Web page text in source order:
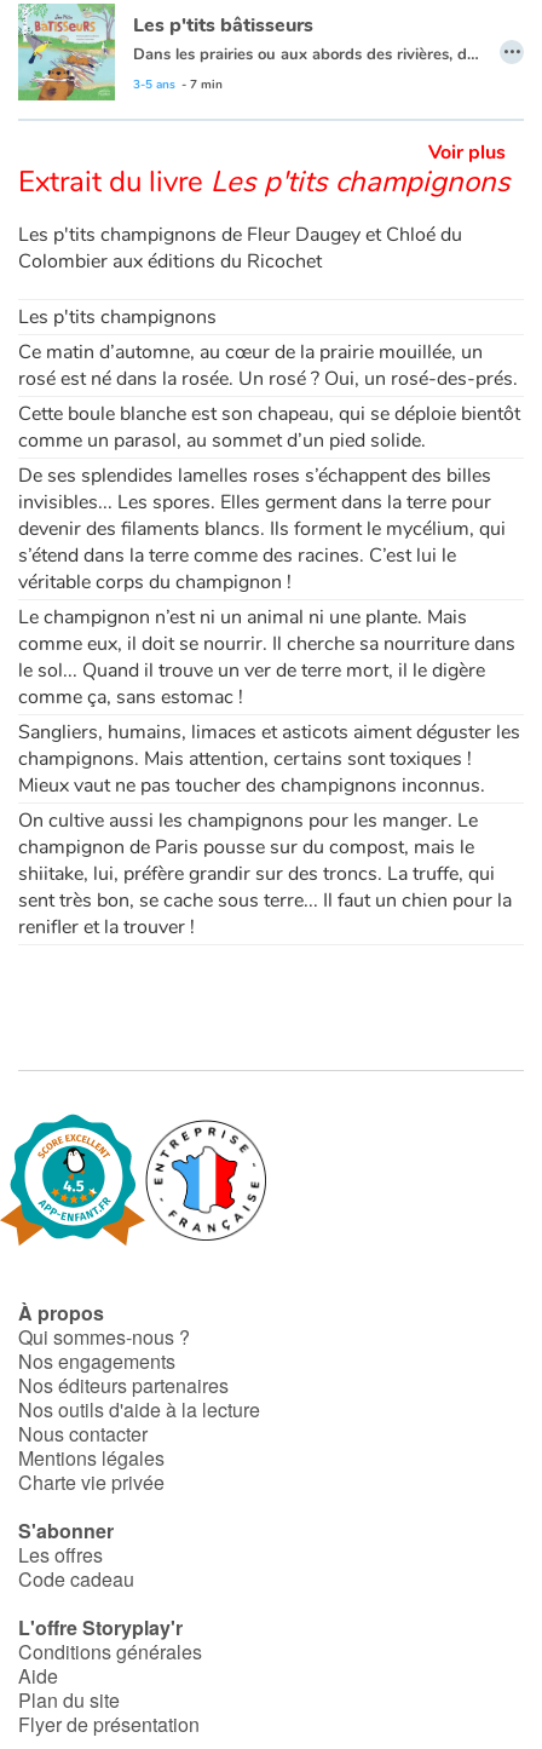
Les p'tits bâtisseurs
Dans les prairies ou aux abords des rivières, dans les arbres ou sous terre, les animaux font leur nid. La taupe est gourmande, alors elle remplit son garde-manger de vers de terre pour assouvir ses fringales à tout moment. Le blaireau, lui, creuse une nouvelle sortie pour accéder à sa ribambelle de toilettes extérieures. Hors de question de souiller son terrier ! Quant à l'incroyable castor, il étanchéifie sa hutte avec des branches de bouleau qu'il a rongées plus tôt dans la matinée. Que ce soit pour se protéger du danger ou pour préparer un précieux cocon et accueillir leurs petits, les animaux sont d'incroyables architectes!
3-5 ans - 7 min
…
Voir plus
Extrait du livre Les p'tits champignons
Les p'tits champignons de Fleur Daugey et Chloé du
Colombier aux éditions du Ricochet
Les p'tits champignons
Ce matin d’automne, au cœur de la prairie mouillée, un
rosé est né dans la rosée. Un rosé ? Oui, un rosé-des-prés.
Cette boule blanche est son chapeau, qui se déploie bientôt
comme un parasol, au sommet d’un pied solide.
De ses splendides lamelles roses s’échappent des billes
invisibles... Les spores. Elles germent dans la terre pour
devenir des filaments blancs. Ils forment le mycélium, qui
s’étend dans la terre comme des racines. C’est lui le
véritable corps du champignon !
Le champignon n’est ni un animal ni une plante. Mais
comme eux, il doit se nourrir. Il cherche sa nourriture dans
le sol... Quand il trouve un ver de terre mort, il le digère
comme ça, sans estomac !
Sangliers, humains, limaces et asticots aiment déguster les
champignons. Mais attention, certains sont toxiques !
Mieux vaut ne pas toucher des champignons inconnus.
On cultive aussi les champignons pour les manger. Le
champignon de Paris pousse sur du compost, mais le
shiitake, lui, préfère grandir sur des troncs. La truffe, qui
sent très bon, se cache sous terre... Il faut un chien pour la
renifler et la trouver !
À propos
Qui sommes-nous ?
Nos engagements
Nos éditeurs partenaires
Nos outils d'aide à la lecture
Nous contacter
Mentions légales
Charte vie privée
S'abonner
Les offres
Code cadeau
L'offre Storyplay'r
Conditions générales
Aide
Plan du site
Flyer de présentation